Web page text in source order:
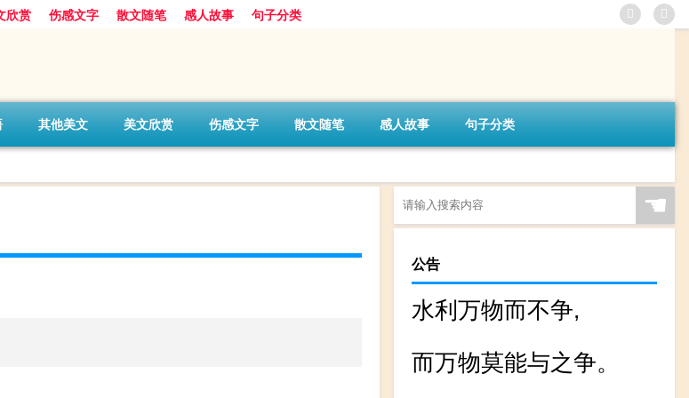
欣赏 伤感文字 散文随笔 感人故事 句子分类
其他美文 美文欣赏 伤感文字 散文随笔 感人故事 句子分类
☚
公告
水利万物而不争,
而万物莫能与之争。